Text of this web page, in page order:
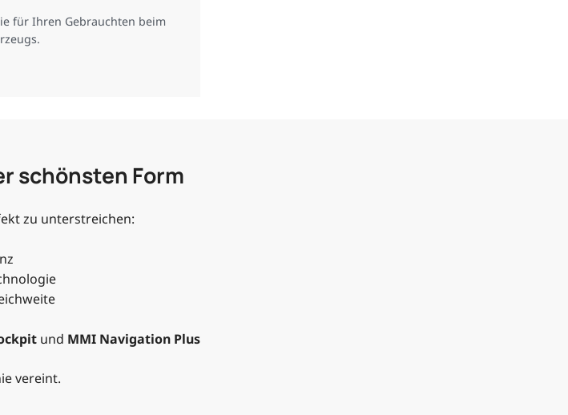
für Ihren Gebrauchten beim
schönsten Form
zu unterstreichen:
und MMI Navigation Plus
vereint.